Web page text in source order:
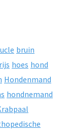
bruin
hoes hond
Hondenmand
hondnemand